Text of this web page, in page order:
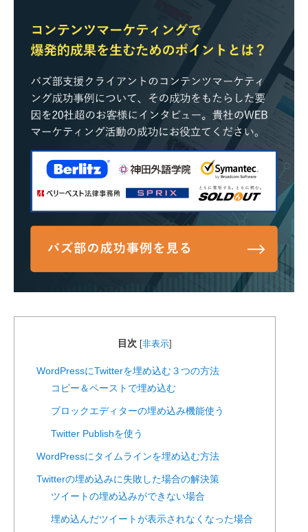
目次 [非表示]
WordPressにTwitterを埋め込む３つの方法
コピー＆ペーストで埋め込む
ブロックエディターの埋め込み機能使う
Twitter Publishを使う
WordPressにタイムラインを埋め込む方法
Twitterの埋め込みに失敗した場合の解決策
ツイートの埋め込みができない場合
埋め込んだツイートが表示されなくなった場合